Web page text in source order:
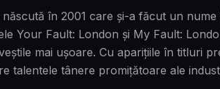
în 2001 care și-a făcut un
Your Fault: London și My Fault:
mai ușoare. Cu aparițiile în titluri
talentele tânere promițătoare ale